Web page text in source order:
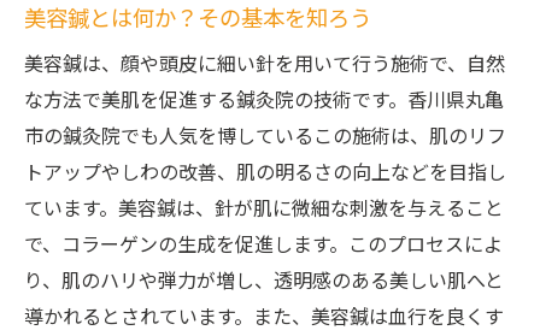
鍼灸院が提供する美容鍼で理想のリフトアップ
を実現する方法
リフトアップが叶う美容鍼のメカニズム
香川県丸亀市での美容鍼体験の流れ
美容鍼施術後のアフターケア方法
鍼灸院でのリフトアップ施術の効果を最大
化するコツ
美容鍼によるリフトアップの実例と成功談
美容鍼とは何か？その基本を知ろう
美容鍼は、顔や頭皮に細い針を用いて行う施術で、自然
な方法で美肌を促進する鍼灸院の技術です。香川県丸亀
市の鍼灸院でも人気を博しているこの施術は、肌のリフ
トアップやしわの改善、肌の明るさの向上などを目指し
ています。美容鍼は、針が肌に微細な刺激を与えること
で、コラーゲンの生成を促進します。このプロセスによ
り、肌のハリや弾力が増し、透明感のある美しい肌へと
導かれるとされています。また、美容鍼は血行を良くす